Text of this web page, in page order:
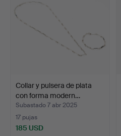
Collar y pulsera de plata
con forma modern…
Subastado 7 abr 2025
17 pujas
185 USD